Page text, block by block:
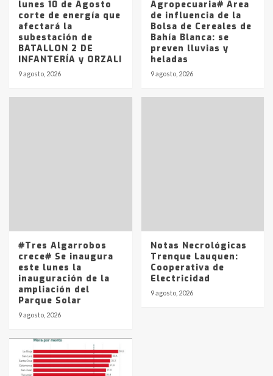
lunes 10 de Agosto
corte de energía que
afectará la
subestación de
BATALLON 2 DE
INFANTERÍA y ORZALI
9 agosto, 2026
Agropecuaria# Área
de influencia de la
Bolsa de Cereales de
Bahía Blanca: se
preven lluvias y
heladas
9 agosto, 2026
#Tres Algarrobos
crece# Se inaugura
este lunes la
inauguración de la
ampliación del
Parque Solar
9 agosto, 2026
Notas Necrológicas
Trenque Lauquen:
Cooperativa de
Electricidad
9 agosto, 2026